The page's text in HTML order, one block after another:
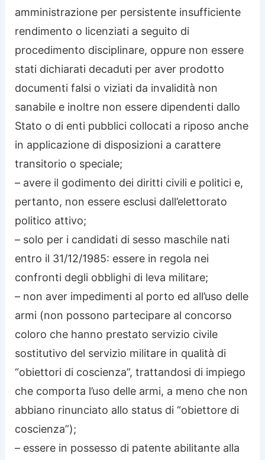
amministrazione per persistente insufficiente
rendimento o licenziati a seguito di
procedimento disciplinare, oppure non essere
stati dichiarati decaduti per aver prodotto
documenti falsi o viziati da invalidità non
sanabile e inoltre non essere dipendenti dallo
Stato o di enti pubblici collocati a riposo anche
in applicazione di disposizioni a carattere
transitorio o speciale;
– avere il godimento dei diritti civili e politici e,
pertanto, non essere esclusi dall’elettorato
politico attivo;
– solo per i candidati di sesso maschile nati
entro il 31/12/1985: essere in regola nei
confronti degli obblighi di leva militare;
– non aver impedimenti al porto ed all’uso delle
armi (non possono partecipare al concorso
coloro che hanno prestato servizio civile
sostitutivo del servizio militare in qualità di
“obiettori di coscienza”, trattandosi di impiego
che comporta l’uso delle armi, a meno che non
abbiano rinunciato allo status di “obiettore di
coscienza”);
– essere in possesso di patente abilitante alla